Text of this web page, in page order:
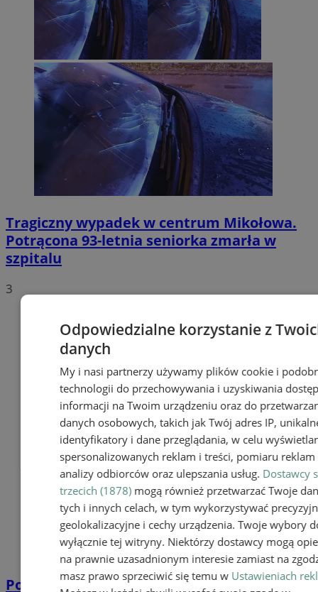
Tragiczny wypadek w centrum Mikołowa.
Potrącona 93-letnia seniorka zmarła w
szpitalu
3
Poważny wypadek w Mikołowie!
Odpowiedzialne korzystanie z
danych
My i nasi partnerzy używamy plików cookie i
technologii do przechowywania i uzyskiwania
informacji na Twoim urządzeniu oraz do
danych osobowych, takich jak Twój adres IP,
identyfikatory i dane przeglądania, w celu
spersonalizowanych reklam i treści, pomiaru reklam
analizy odbiorców oraz ulepszania usług. Dostawcy
trzecich (1878) mogą również przetwarzać Twoje
tych i innych celach, w tym wykorzystywać
geolokalizacyjne i cechy urządzenia. Twoje wybory
wyłącznie tej witryny. Niektórzy dostawcy mogą
na prawnie uzasadnionym interesie zamiast na
masz prawo sprzeciwić się temu w Ustawieniach